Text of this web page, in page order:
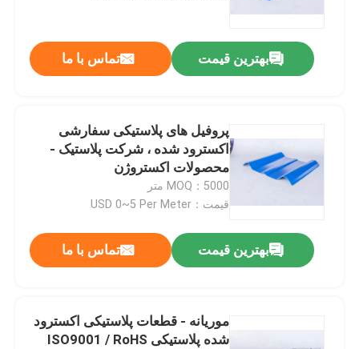
بهترین قیمت تماس با ما
پروفیل های پلاستیکی سفارشی
اکسترود شده ، شرکت پلاستیک -
محصولات اکستروژن
MOQ：5000 متر
قیمت：USD 0~5 Per Meter
بهترین قیمت تماس با ما
موریانه - قطعات پلاستیکی اکسترود
شده پلاستیکی ISO9001 / RoHS